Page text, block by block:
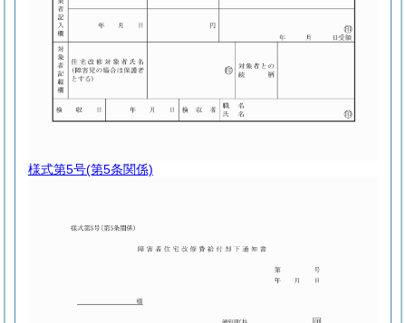
様式第5号(第5条関係)